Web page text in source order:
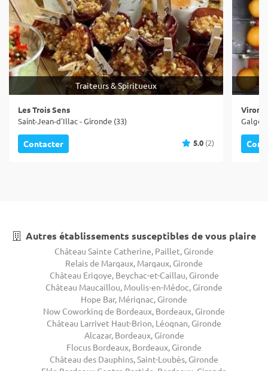
Traiteurs & Spiritueux
Les Trois Sens
Saint-Jean-d'Illac - Gironde (33)
Contacter 5.0 (2)
Galgon
Autres établissements susceptibles de vous plaire
Château Sainte Catherine, Paillet, Gironde
Relais de Margaux, Margaux, Gironde
Château Erigoye, Beychac-et-Caillau, Gironde
Château Maucaillou, Moulis-en-Médoc, Gironde
Hope Bar, Mérignac, Gironde
Now Coworking de Bordeaux, Bordeaux, Gironde
Château Larrivet Haut-Brion, Léognan, Gironde
Alcazar, Bordeaux, Gironde
Flocus Bordeaux, Bordeaux, Gironde
Château des Dauphins, Saint-Loubès, Gironde